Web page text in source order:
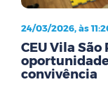
24/03/2026, às
CEU Vila
convivência